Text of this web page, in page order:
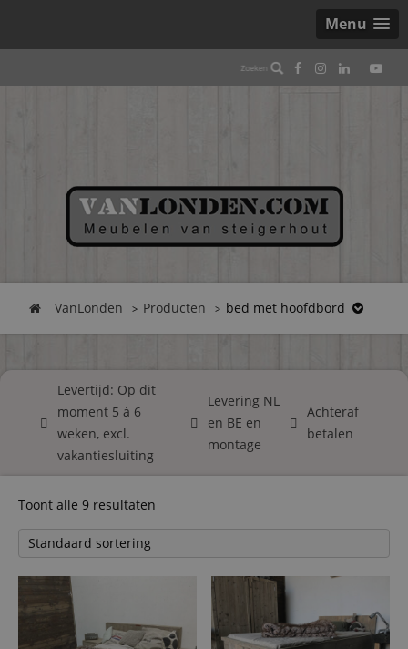
Menu
VanLonden Producten bed met hoofdbord
Levertijd: Op dit
moment 5 á 6
weken, excl.
vakantiesluiting
Levering NL
en BE en
montage
Achteraf
betalen
Toont alle 9 resultaten